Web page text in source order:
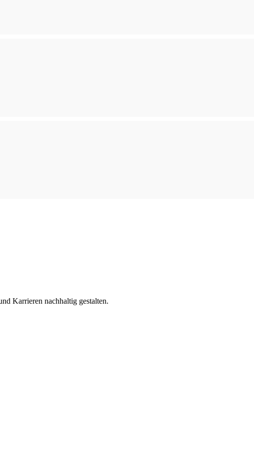
Karrieren nachhaltig gestalten.